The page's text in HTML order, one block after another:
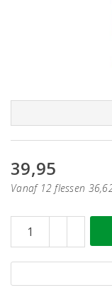
39,95
Vanaf 12 flessen